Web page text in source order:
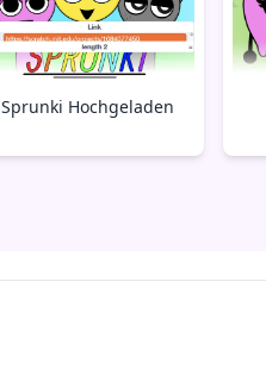
Sprunki Hochgeladen